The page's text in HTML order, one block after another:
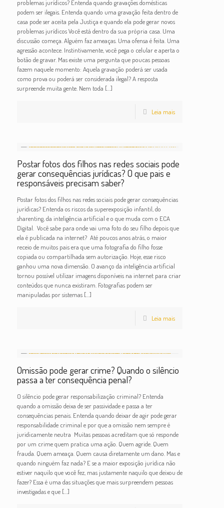
problemas jurídicos? Entenda quando gravações domésticas
podem ser ilegais. Entenda quando uma gravação feita dentro de
casa pode ser aceita pela Justiça e quando ela pode gerar novos
problemas jurídicos Você está dentro da sua própria casa. Uma
discussão começa. Alguém faz ameaças. Uma ofensa é feita. Uma
agressão acontece. Instintivamente, você pega o celular e aperta o
botão de gravar. Mas existe uma pergunta que poucas pessoas
fazem naquele momento: Aquela gravação poderá ser usada
como prova ou poderá ser considerada ilegal? A resposta
surpreende muita gente. Nem toda […]
Leia mais
Postar fotos dos filhos nas redes sociais pode
gerar consequências jurídicas? O que pais e
responsáveis precisam saber?
Postar fotos dos filhos nas redes sociais pode gerar consequências
jurídicas? Entenda os riscos da superexposição infantil, do
sharenting, da inteligência artificial e o que muda com o ECA
Digital. Você sabe para onde vai uma foto do seu filho depois que
ela é publicada na internet? Até poucos anos atrás, o maior
receio de muitos pais era que uma fotografia do filho fosse
copiada ou compartilhada sem autorização. Hoje, esse risco
ganhou uma nova dimensão. O avanço da inteligência artificial
tornou possível utilizar imagens disponíveis na internet para criar
conteúdos que nunca existiram. Fotografias podem ser
manipuladas por sistemas[…]
Leia mais
Omissão pode gerar crime? Quando o silêncio
passa a ter consequência penal?
O silêncio pode gerar responsabilização criminal? Entenda
quando a omissão deixa de ser passividade e passa a ter
consequências penais. Entenda quando deixar de agir pode gerar
responsabilidade criminal e por que a omissão nem sempre é
juridicamente neutra Muitas pessoas acreditam que só responde
por um crime quem pratica uma ação. Quem agride. Quem
frauda. Quem ameaça. Quem causa diretamente um dano. Mas e
quando ninguém faz nada? E se a maior exposição jurídica não
estiver naquilo que você fez, mas justamente naquilo que deixou de
fazer? Essa é uma das situações que mais surpreendem pessoas
investigadas e que[…]